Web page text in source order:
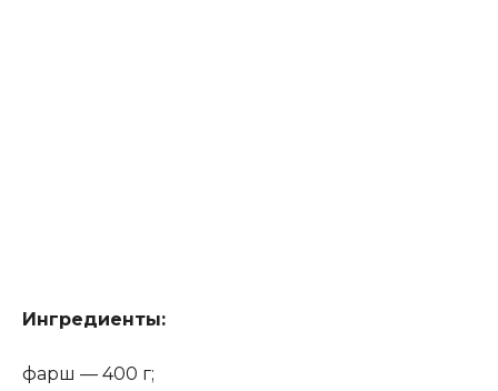
Ингредиенты:
фарш — 400 г;